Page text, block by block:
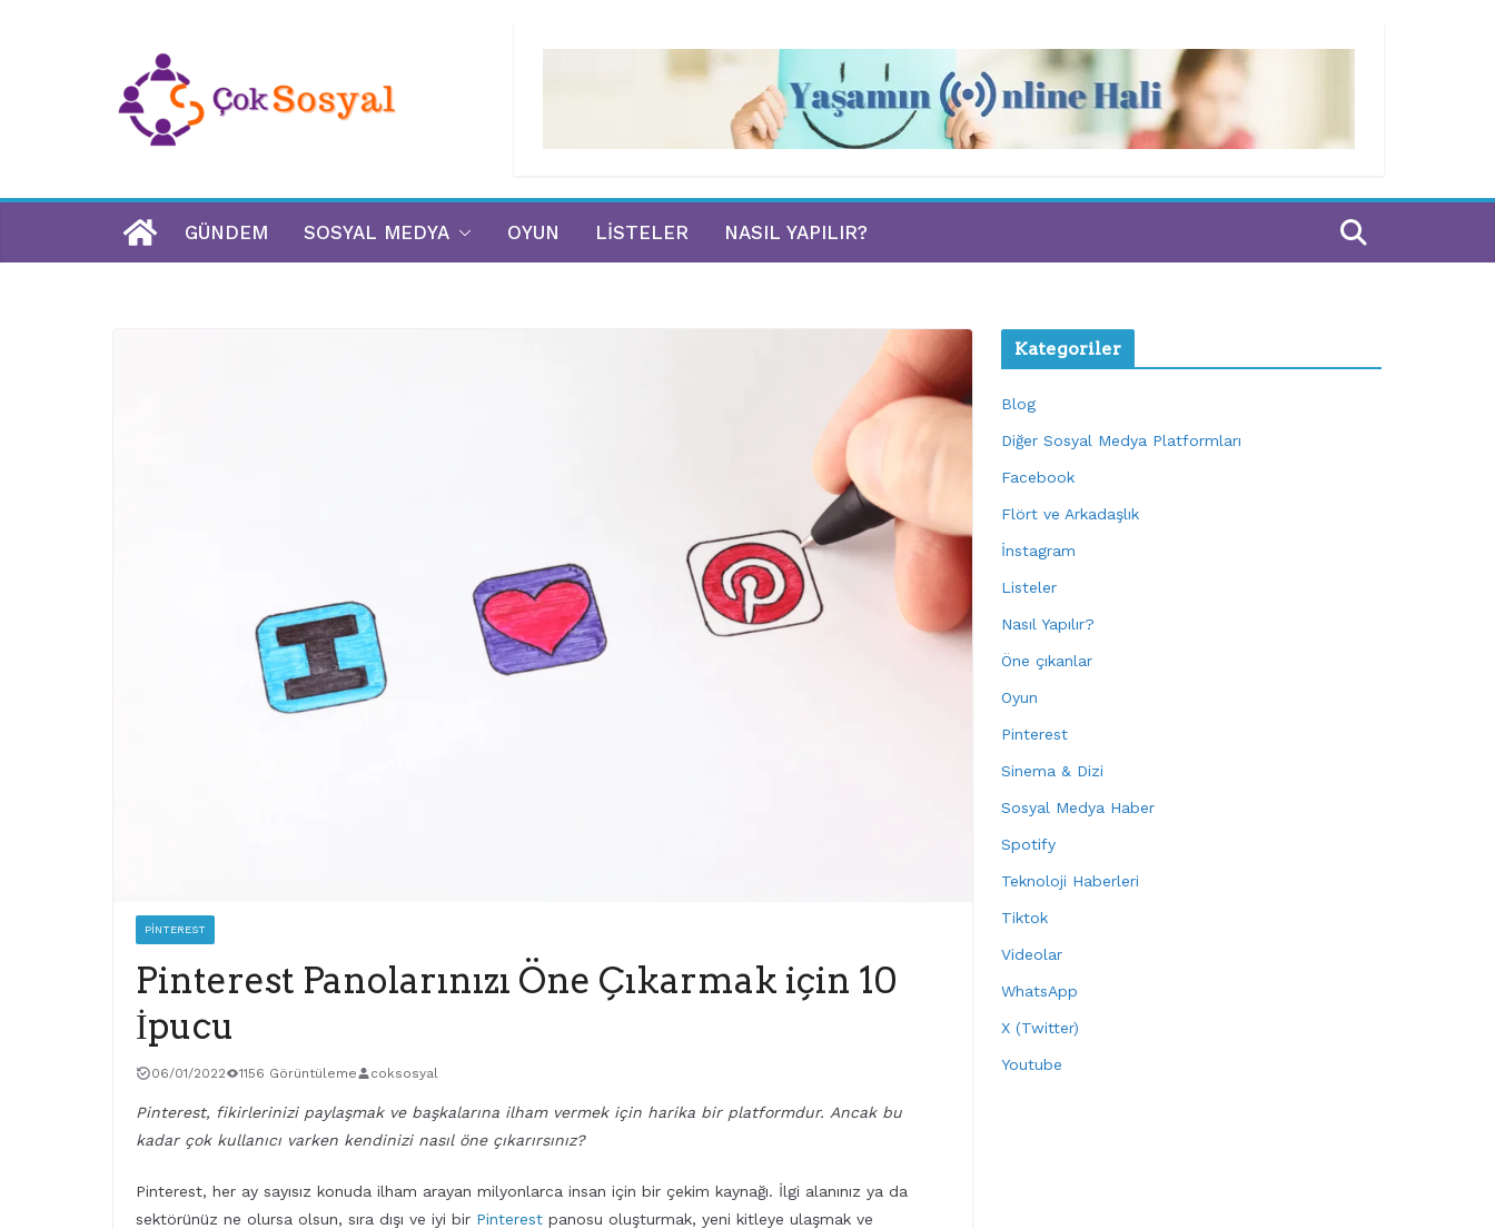
GÜNDEM SOSYAL MEDYA OYUN LISTELER NASIL YAPILIR?
PINTEREST
Pinterest Panolarınızı Öne Çıkarmak için 10
İpucu
06/01/2022 1156 Görüntüleme coksosyal
Pinterest, fikirlerinizi paylaşmak ve başkalarına ilham vermek için harika bir platformdur. Ancak bu
kadar çok kullanıcı varken kendinizi nasıl öne çıkarırsınız?
Pinterest, her ay sayısız konuda ilham arayan milyonlarca insan için bir çekim kaynağı. İlgi alanınız ya da
sektörünüz ne olursa olsun, sıra dışı ve iyi bir Pinterest panosu oluşturmak, yeni kitleye ulaşmak ve
Kategoriler
Blog
Diğer Sosyal Medya Platformları
Facebook
Flört ve Arkadaşlık
İnstagram
Listeler
Nasıl Yapılır?
Öne çıkanlar
Oyun
Pinterest
Sinema & Dizi
Sosyal Medya Haber
Spotify
Teknoloji Haberleri
Tiktok
Videolar
WhatsApp
X (Twitter)
Youtube